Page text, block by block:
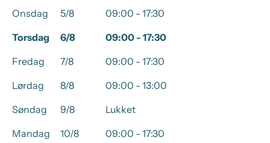
Onsdag 5/8
09:00 - 17:30
Torsdag
6/8
09:00 - 17:30
Fredag
7/8
09:00 - 17:30
Lørdag
8/8
09:00 - 13:00
Søndag
9/8
Lukket
Mandag
10/8
09:00 - 17:30